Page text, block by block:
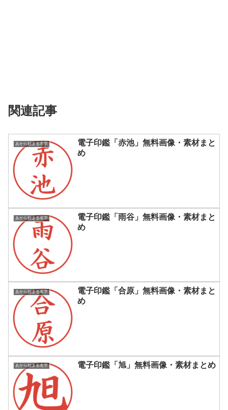
関連記事
あから始まる名字
電子印鑑「赤池」無料画像・素材まと
め
あから始まる名字
電子印鑑「雨谷」無料画像・素材まと
め
あから始まる名字
電子印鑑「合原」無料画像・素材まと
め
あから始まる名字 電子印鑑「旭」無料画像・素材まとめ